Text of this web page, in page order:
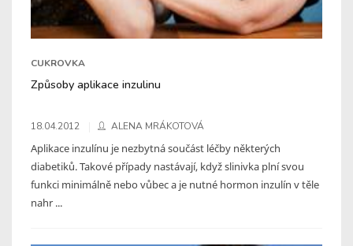
CUKROVKA
Způsoby aplikace inzulinu
18.04.2012 ALENA MRÁKOTOVÁ
Aplikace inzulínu je nezbytná součást léčby některých
diabetiků. Takové případy nastávají, když slinivka plní svou
funkci minimálně nebo vůbec a je nutné hormon inzulín v těle
nahr ...